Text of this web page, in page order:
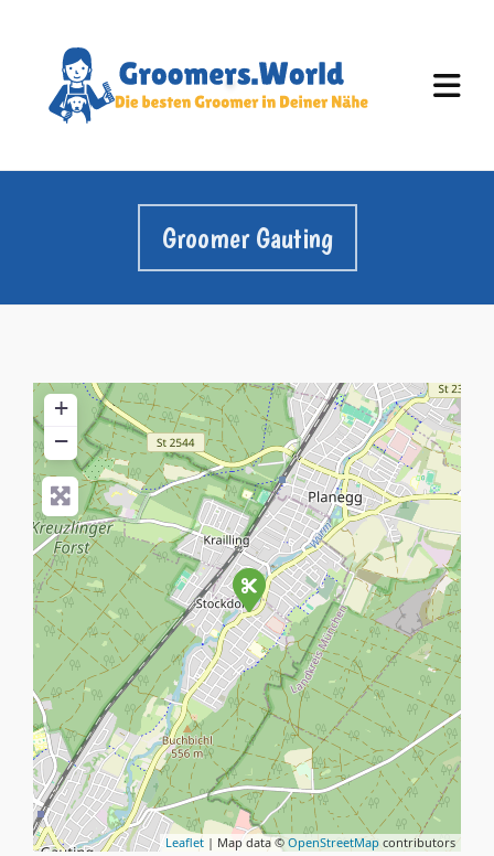
Groomer Gauting
+
−
Leaflet | Map data © OpenStreetMapcontributors